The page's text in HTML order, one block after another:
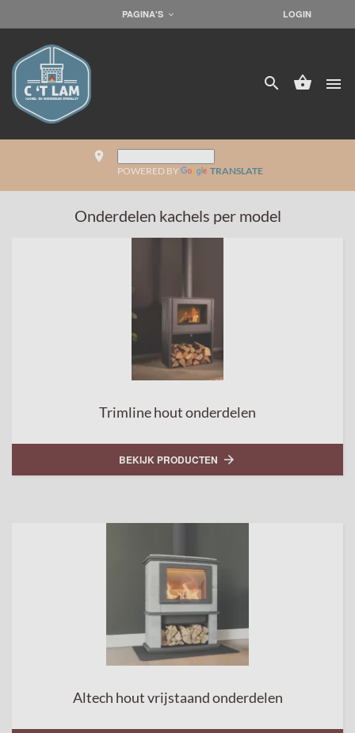
PAGINA'S LOGIN



place
POWERED BY TRANSLATE
Onderdelen kachels per model
Trimline hout onderdelen
BEKIJK PRODUCTEN 
Altech hout vrijstaand onderdelen